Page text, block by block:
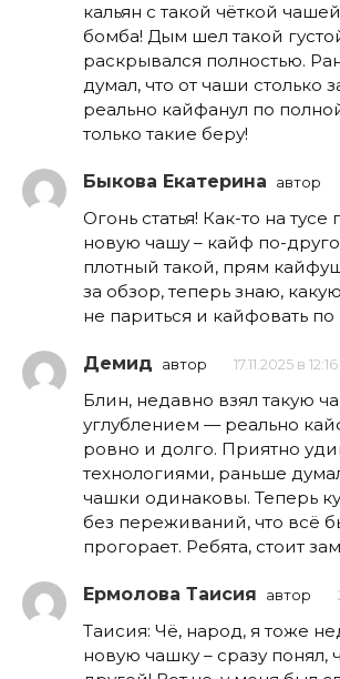
кальян с такой чёткой
бомба! Дым шел такой
раскрывался полностью.
думал, что от чаши столько
реально кайфанул по
только такие беру!
Быкова Екатерина автор
Огонь статья! Как-то на
новую чашу – кайф по-
плотный такой, прям
за обзор, теперь знаю,
не париться и кайфовать по
Демид автор 17.11.2025 в 12:16
Блин, недавно взял такую
углублением — реально
ровно и долго. Приятно
технологиями, раньше
чашки одинаковы. Теперь
без переживаний, что всё
прогорает. Ребята, стоит
Ермолова Таисия автор
Таисия: Чё, народ, я тоже
новую чашку – сразу понял,